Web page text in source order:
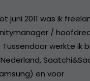
juni 2011 was ik
/
werkte ik
en voor